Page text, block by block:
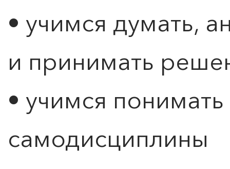
• учимся думать,
и принимать
• учимся
самодисциплины